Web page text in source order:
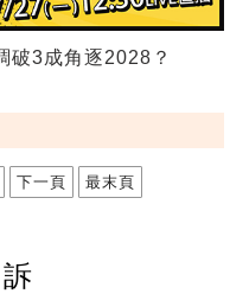
破3成角逐2028？
下一頁 最末頁